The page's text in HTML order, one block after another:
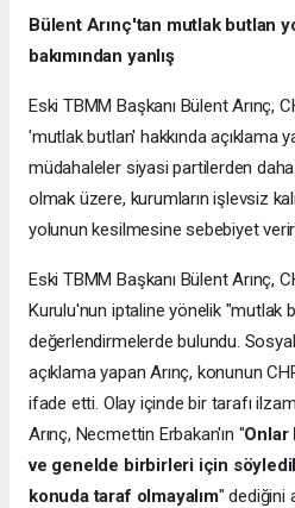
Bülent Arınç'tan mutlak butlan
bakımından yanlış
Eski TBMM Başkanı Bülent Arınç,
'mutlak butlan' hakkında açıklama
müdahaleler siyasi partilerden
olmak üzere, kurumların işlevsiz
yolunun kesilmesine sebebiyet
Eski TBMM Başkanı Bülent Arınç,
Kurulu'nun iptaline yönelik "mutlak
değerlendirmelerde bulundu. Sosyal
açıklama yapan Arınç, konunun
ifade etti. Olay içinde bir tarafı
Arınç, Necmettin Erbakan'ın "Onlar
ve genelde birbirleri için
konuda taraf olmayalım" dediğini